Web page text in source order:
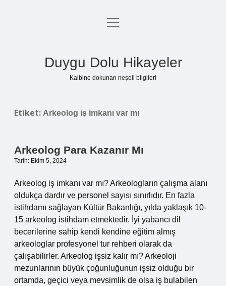
Anasayfa
menüyü
Duygu Dolu Hikayeler
Kalbine dokunan neşeli bilgiler!
Etiket: Arkeolog iş imkanı var mı
Arkeolog Para Kazanır Mı
Tarih: Ekim 5, 2024
Arkeolog iş imkanı var mı? Arkeologların çalışma alanı
oldukça dardır ve personel sayısı sınırlıdır. En fazla
istihdamı sağlayan Kültür Bakanlığı, yılda yaklaşık 10-
15 arkeolog istihdam etmektedir. İyi yabancı dil
becerilerine sahip kendi kendine eğitim almış
arkeologlar profesyonel tur rehberi olarak da
çalışabilirler. Arkeolog işsiz kalır mı? Arkeoloji
mezunlarının büyük çoğunluğunun işsiz olduğu bir
ortamda, geçici veya mevsimlik de olsa iş bulabilen